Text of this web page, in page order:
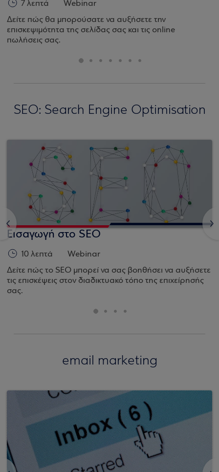
7 λεπτά
Webinar
Δείτε πώς θα μπορούσατε να αυξήσετε την
επισκεψιμότητα της σελίδας σας και τις online
πωλήσεις σας.
SEO: Search Engine Optimisation
<
Εισαγωγή στο SEO
10 λεπτά
Webinar
Δείτε πώς το SEO μπορεί να σας βοηθήσει να αυξήσετε
τις επισκέψεις στον διαδικτυακό τόπο της επιχείρησής
σας.
>
email marketing